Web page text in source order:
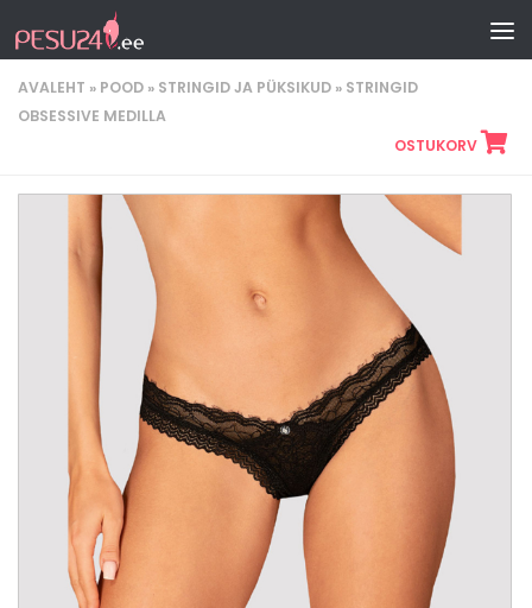
Skip to content
AVALEHT » POOD » STRINGID JA PÜKSIKUD » STRINGID
OBSESSIVE MEDILLA
OSTUKORV